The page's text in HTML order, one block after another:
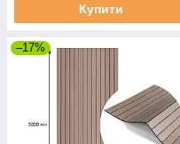
Купити
–17%